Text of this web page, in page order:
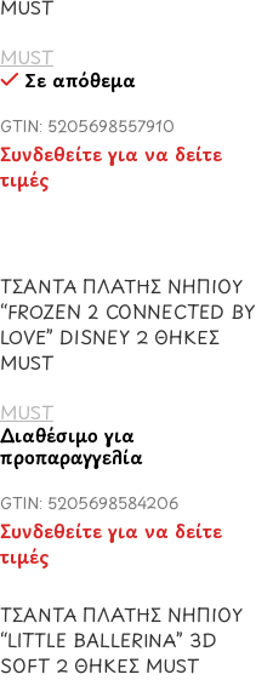
MUST
MUST
Σε απόθεμα
GTIN: 5205698557910
Συνδεθείτε για να δείτε
τιμές
ΤΣΑΝΤΑ ΠΛΑΤΗΣ ΝΗΠΙΟΥ
“FROZEN 2 CONNECTED BY
LOVE” DISNEY 2 ΘΗΚΕΣ
MUST
MUST
Διαθέσιμο για
προπαραγγελία
GTIN: 5205698584206
Συνδεθείτε για να δείτε
τιμές
ΤΣΑΝΤΑ ΠΛΑΤΗΣ ΝΗΠΙΟΥ
“LITTLE BALLERINA” 3D
SOFT 2 ΘΗΚΕΣ MUST